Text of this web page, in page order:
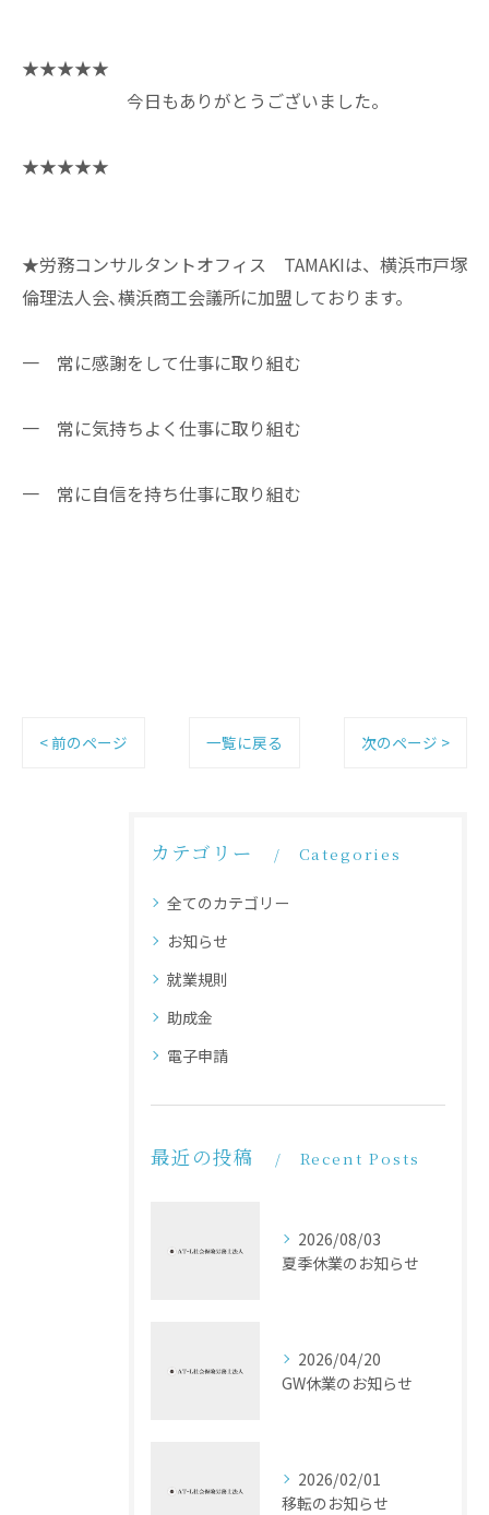
★★★★★
今日もありがとうございました。
★★★★★
★労務コンサルタントオフィス TAMAKIは、横浜市戸塚
倫理法人会､横浜商工会議所に加盟しております。
一 常に感謝をして仕事に取り組む
一 常に気持ちよく仕事に取り組む
一 常に自信を持ち仕事に取り組む
< 前のページ 一覧に戻る 次のページ >
カテゴリー Categories
全てのカテゴリー
お知らせ
就業規則
助成金
電子申請
最近の投稿 Recent Posts
2026/08/03
夏季休業のお知らせ
2026/04/20
GW休業のお知らせ
2026/02/01
移転のお知らせ